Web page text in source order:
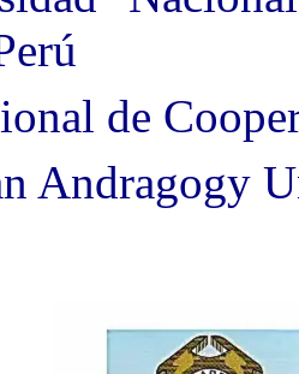
de
Andragogy